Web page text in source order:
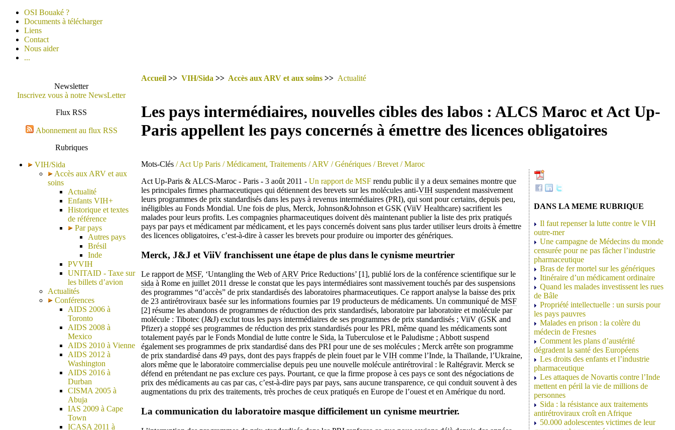
OSI Bouaké ?
Documents à télécharger
Liens
Contact
Nous aider
...
Newsletter
Inscrivez vous à notre NewsLetter
Flux RSS
Abonnement au flux RSS
Rubriques
VIH/Sida
Accès aux ARV et aux
soins
Actualité
Enfants VIH+
Historique et textes
de référence
Par pays
Autres pays
Brésil
Inde
PVVIH
UNITAID - Taxe sur
les billets d’avion
Actualités
Conférences
AIDS 2006 à
Toronto
AIDS 2008 à
Mexico
AIDS 2010 à Vienne
AIDS 2012 à
Washington
AIDS 2016 à
Durban
CISMA 2005 à
Abuja
IAS 2009 à Cape
Town
ICASA 2011 à
Accueil >> VIH/Sida >> Accès aux ARV et aux soins >> Actualité
Les pays intermédiaires, nouvelles cibles des labos : ALCS Maroc et Act Up-
Paris appellent les pays concernés à émettre des licences obligatoires
Mots-Clés / Act Up Paris / Médicament, Traitements / ARV / Génériques / Brevet / Maroc
Act Up-Paris & ALCS-Maroc - Paris - 3 août 2011 - Un rapport de MSF rendu public il y a deux semaines montre que
les principales firmes pharmaceutiques qui détiennent des brevets sur les molécules anti-VIH suspendent massivement
leurs programmes de prix standardisés dans les pays à revenus intermédiaires (PRI), qui sont pour certains, depuis peu,
inéligibles au Fonds Mondial. Une fois de plus, Merck, Johnson&Johnson et GSK (ViiV Healthcare) sacrifient les
malades pour leurs profits. Les compagnies pharmaceutiques doivent dès maintenant publier la liste des prix pratiqués
pays par pays et médicament par médicament, et les pays concernés doivent sans plus tarder utiliser leurs droits à émettre
des licences obligatoires, c’est-à-dire à casser les brevets pour produire ou importer des génériques.
Merck, J&J et ViiV franchissent une étape de plus dans le cynisme meurtrier
Le rapport de MSF, ‘Untangling the Web ofARV Price Reductions’ [1], publié lors de la conférence scientifique sur le
sida à Rome en juillet 2011 dresse le constat que les pays intermédiaires sont massivement touchés par des suspensions
des programmes “d’accès” de prix standardisés des laboratoires pharmaceutiques. Ce rapport analyse la baisse des prix
de 23 antirétroviraux basée sur les informations fournies par 19 producteurs de médicaments. Un communiqué de MSF
[2] résume les abandons de programmes de réduction des prix standardisés, laboratoire par laboratoire et molécule par
molécule : Tibotec (J&J) exclut tous les pays intermédiaires de ses programmes de prix standardisés ; ViiV (GSK and
Pfizer) a stoppé ses programmes de réduction des prix standardisés pour les PRI, même quand les médicaments sont
totalement payés par le Fonds Mondial de lutte contre le Sida, la Tuberculose et le Paludisme ; Abbott suspend
également ses programmes de prix standardisé dans des PRI pour une de ses molécules ; Merck arrête son programme
de prix standardisé dans 49 pays, dont des pays frappés de plein fouet par le VIH comme l’Inde, la Thaïlande, l’Ukraine,
alors même que le laboratoire commercialise depuis peu une nouvelle molécule antirétroviral : le Raltégravir. Merck se
défend en prétendant ne pas exclure ces pays. Pourtant, ce que la firme propose à ces pays ce sont des négociations de
prix des médicaments au cas par cas, c’est-à-dire pays par pays, sans aucune transparence, ce qui conduit souvent à des
augmentations du prix des traitements, très proches de ceux pratiqués en Europe de l’ouest et en Amérique du nord.
La communication du laboratoire masque difficilement un cynisme meurtrier.
DANS LA MEME RUBRIQUE
Il faut repenser la lutte contre le VIH
outre-mer
Une campagne de Médecins du monde
censurée pour ne pas fâcher l’industrie
pharmaceutique
Bras de fer mortel sur les génériques
Itinéraire d’un médicament ordinaire
Quand les malades investissent les rues
de Bâle
Propriété intellectuelle : un sursis pour
les pays pauvres
Malades en prison : la colère du
médecin de Fresnes
Comment les plans d’austérité
dégradent la santé des Européens
Les droits des enfants et l’industrie
pharmaceutique
Les attaques de Novartis contre l’Inde
mettent en péril la vie de millions de
personnes
Sida : la résistance aux traitements
antirétroviraux croît en Afrique
50.000 adolescentes victimes de leur